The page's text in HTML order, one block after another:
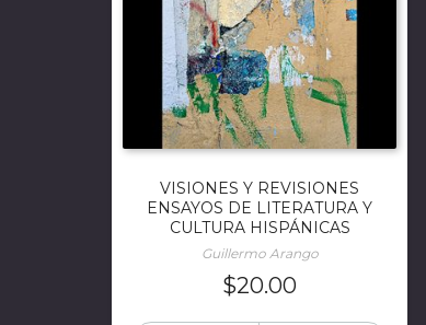
VISIONES Y REVISIONES
ENSAYOS DE LITERATURA Y
CULTURA HISPÁNICAS
Guillermo Arango
$20.00